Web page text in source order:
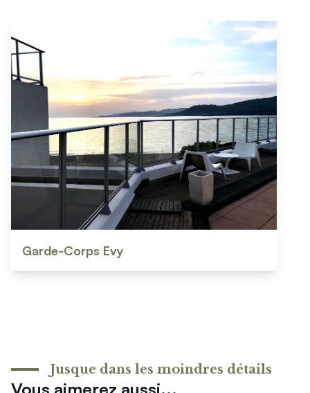
Garde-Corps Evy
Vous aimerez aussi...
Jusque dans les moindres détails